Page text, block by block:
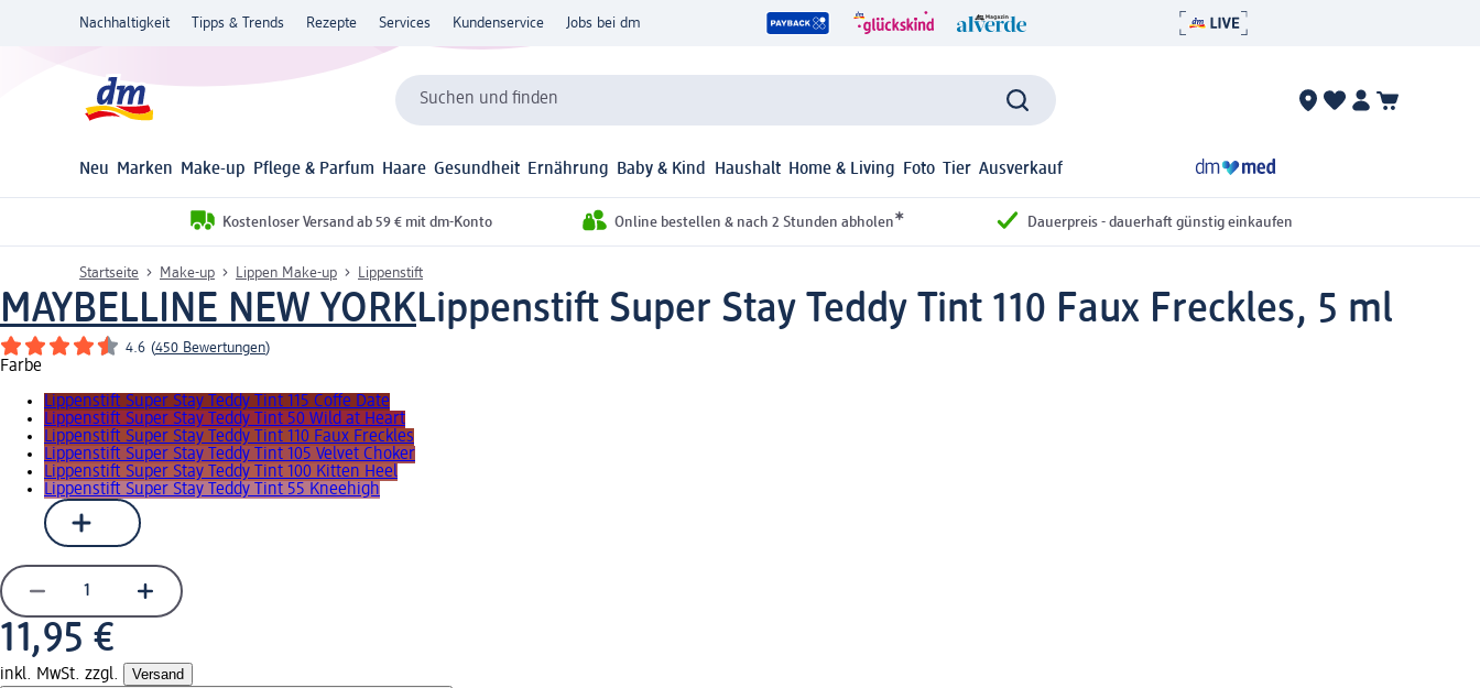
Nachhaltigkeit Tipps & Trends Rezepte Services Kundenservice Jobs bei dm
Suchen und finden
Neu Marken Make-up Pflege & Parfum Haare Gesundheit Ernährung Baby & Kind Haushalt Home & Living Foto Tier Ausverkauf
Kostenloser Versand ab 59 € mit dm-Konto Online bestellen & nach 2 Stunden abholen* Dauerpreis - dauerhaft günstig einkaufen
Startseite Make-up Lippen Make-up Lippenstift
MAYBELLINE NEW YORKLippenstift Super Stay Teddy Tint 110 Faux Freckles, 5 ml
4.6 (450 Bewertungen)
Farbe
Lippenstift Super Stay Teddy Tint 115 Coffe Date
Lippenstift Super Stay Teddy Tint 50 Wild at Heart
Lippenstift Super Stay Teddy Tint 110 Faux Freckles
Lippenstift Super Stay Teddy Tint 105 Velvet Choker
Lippenstift Super Stay Teddy Tint 100 Kitten Heel
Lippenstift Super Stay Teddy Tint 55 Kneehigh
11,95 €
inkl. MwSt. zzgl. Versand